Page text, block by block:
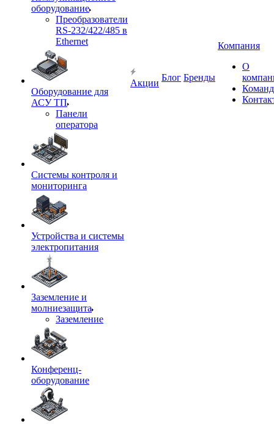
оборудование
Преобразователи
RS-232/422/485 в
Ethernet
Оборудование для
АСУ ТП
Панели
оператора
Системы контроля и
мониторинга
Устройства и системы
электропитания
Заземление и
молниезащита
Заземление
Конференц-
оборудование
Акции
Блог Бренды
Компания
О